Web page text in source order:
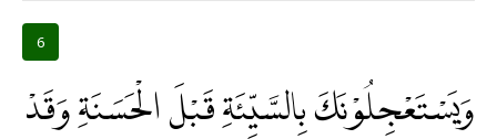
6
وَيَسْتَعْجِلُوْنَكَ بِالسَّيِّئَةِ قَبْلَ الْحَسَنَةِ وَقَدْ